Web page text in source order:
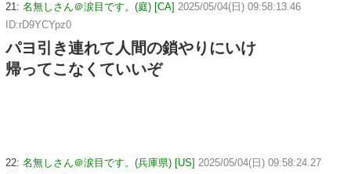
21: 名無しさん＠涙目です。(庭) [CA] 2025/05/04(日) 09:58:13.46
ID:rD9YCYpz0
パヨ引き連れて人間の鎖やりにいけ
帰ってこなくていいぞ
22: 名無しさん＠涙目です。(兵庫県) [US] 2025/05/04(日) 09:58:24.27